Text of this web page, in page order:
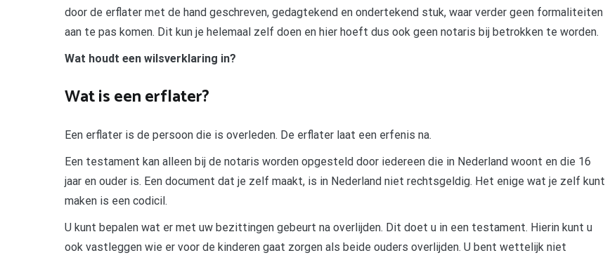
door de erflater met de hand geschreven, gedagtekend en ondertekend stuk, waar verder geen formaliteiten
aan te pas komen. Dit kun je helemaal zelf doen en hier hoeft dus ook geen notaris bij betrokken te worden.
Wat houdt een wilsverklaring in?
Wat is een erflater?
Een erflater is de persoon die is overleden. De erflater laat een erfenis na.
Een testament kan alleen bij de notaris worden opgesteld door iedereen die in Nederland woont en die 16
jaar en ouder is. Een document dat je zelf maakt, is in Nederland niet rechtsgeldig. Het enige wat je zelf kunt
maken is een codicil.
U kunt bepalen wat er met uw bezittingen gebeurt na overlijden. Dit doet u in een testament. Hierin kunt u
ook vastleggen wie er voor de kinderen gaat zorgen als beide ouders overlijden. U bent wettelijk niet